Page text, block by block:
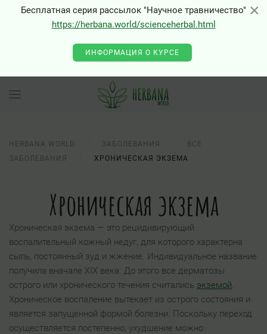
×
Бесплатная серия рассылок "Научное травничество"
https://herbana.world/scienceherbal.html
ИНФОРМАЦИЯ О КУРСЕ
HERBANA.WORLD ЗАБОЛЕВАНИЯ
ВСЕ
ЗАБОЛЕВАНИЯ
ХРОНИЧЕСКАЯ ЭКЗЕМА
Хроническая экзема
Хроническая экзема — это рецидивирующий
воспалительный кожный недуг, для которого характерна
сыпь, постоянный зуд и жжение. Индивидуальное название
получила вначале XIX века. До этого все дерматозы
острого или хронического течения считались экземой.
Хроническое воспаление вытекает из острого состояния и
является запущенной формой болезни. Поскольку переход
осуществляется постепенно, ухудшение можно
×